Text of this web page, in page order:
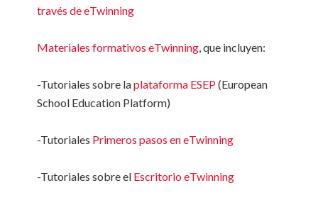
través de eTwinning
Materiales formativos eTwinning, que incluyen:
-Tutoriales sobre laplataforma ESEP(European
School Education Platform)
-Tutoriales Primeros pasos en eTwinning
-Tutoriales sobre el Escritorio eTwinning